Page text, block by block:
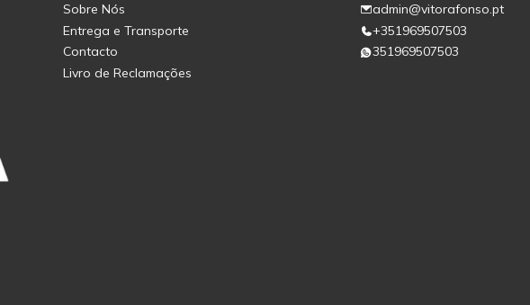
Sobre Nós
Entrega e Transporte
Contacto
Livro de Reclamações
admin@vitorafonso.pt
+351969507503
351969507503